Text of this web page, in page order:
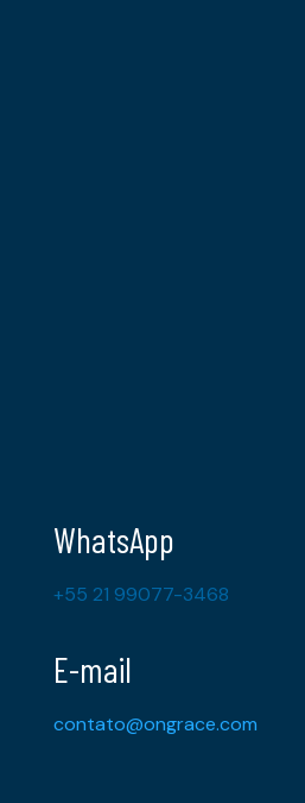
WhatsApp
+55 21 99077-3468
E-mail
contato@ongrace.com